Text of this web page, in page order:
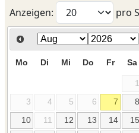
Anzeigen: pro
Mo Di Mi Do Fr Sa
1
3
4 5 6 7 8
10
11 12 13 14 15